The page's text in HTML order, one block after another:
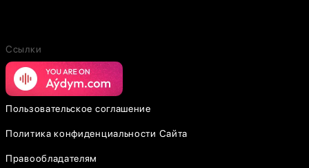
Ссылки
Пользовательское соглашение
Политика конфиденциальности Сайта
Правообладателям